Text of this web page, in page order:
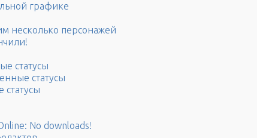
графике
несколько персонажей
статусы
статусы
статусы
No downloads!